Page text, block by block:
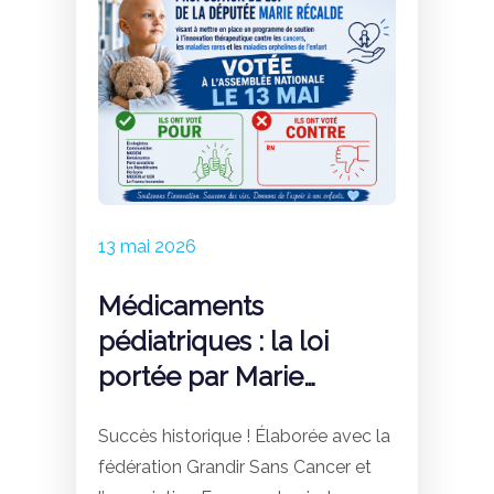
effective.
13 mai 2026
Médicaments
pédiatriques : la loi
portée par Marie
l’Assemblée nationale
Succès historique ! Élaborée avec la
fédération Grandir Sans Cancer et